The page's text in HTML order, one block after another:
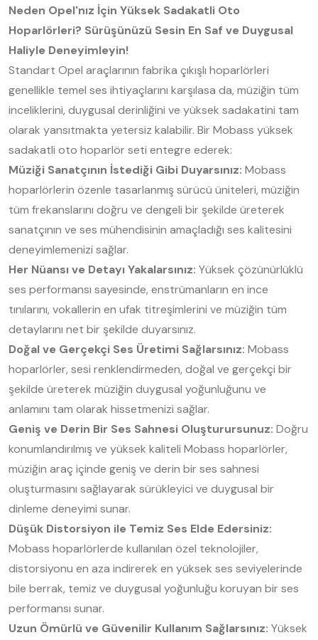
Neden Opel'nız İçin Yüksek Sadakatli Oto
Hoparlörleri? Sürüşünüzü Sesin En Saf ve Duygusal
Haliyle Deneyimleyin!
Standart Opel araçlarının fabrika çıkışlı hoparlörleri
genellikle temel ses ihtiyaçlarını karşılasa da, müziğin tüm
inceliklerini, duygusal derinliğini ve yüksek sadakatini tam
olarak yansıtmakta yetersiz kalabilir. Bir Mobass yüksek
sadakatli oto hoparlör seti entegre ederek:
Müziği Sanatçının İstediği Gibi Duyarsınız: Mobass
hoparlörlerin özenle tasarlanmış sürücü üniteleri, müziğin
tüm frekanslarını doğru ve dengeli bir şekilde üreterek
sanatçının ve ses mühendisinin amaçladığı ses kalitesini
deneyimlemenizi sağlar.
Her Nüansı ve Detayı Yakalarsınız: Yüksek çözünürlüklü
ses performansı sayesinde, enstrümanların en ince
tınılarını, vokallerin en ufak titreşimlerini ve müziğin tüm
detaylarını net bir şekilde duyarsınız.
Doğal ve Gerçekçi Ses Üretimi Sağlarsınız: Mobass
hoparlörler, sesi renklendirmeden, doğal ve gerçekçi bir
şekilde üreterek müziğin duygusal yoğunluğunu ve
anlamını tam olarak hissetmenizi sağlar.
Geniş ve Derin Bir Ses Sahnesi Oluşturursunuz: Doğru
konumlandırılmış ve yüksek kaliteli Mobass hoparlörler,
müziğin araç içinde geniş ve derin bir ses sahnesi
oluşturmasını sağlayarak sürükleyici ve duygusal bir
dinleme deneyimi sunar.
Düşük Distorsiyon ile Temiz Ses Elde Edersiniz:
Mobass hoparlörlerde kullanılan özel teknolojiler,
distorsiyonu en aza indirerek en yüksek ses seviyelerinde
bile berrak, temiz ve duygusal yoğunluğu koruyan bir ses
performansı sunar.
Uzun Ömürlü ve Güvenilir Kullanım Sağlarsınız: Yüksek